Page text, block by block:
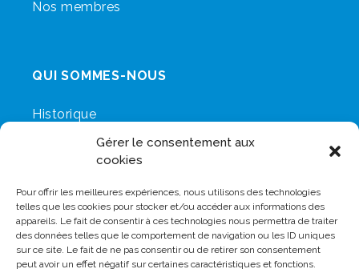
Gérer le consentement aux
cookies
Pour offrir les meilleures expériences, nous utilisons des technologies
telles que les cookies pour stocker et/ou accéder aux informations des
appareils. Le fait de consentir à ces technologies nous permettra de traiter
des données telles que le comportement de navigation ou les ID uniques
sur ce site. Le fait de ne pas consentir ou de retirer son consentement
peut avoir un effet négatif sur certaines caractéristiques et fonctions.
Nos membres
QUI SOMMES-NOUS
Historique
Notre mission
Nos valeurs
Vous désirez en savoir plus sur nos
services ?